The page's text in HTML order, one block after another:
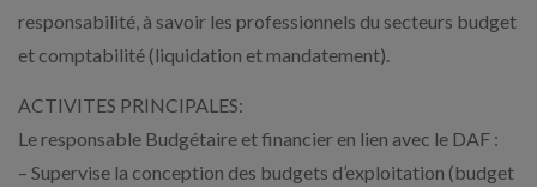
responsabilité, à savoir les professionnels du secteurs budget
et comptabilité (liquidation et mandatement).
ACTIVITES PRINCIPALES:
Le responsable Budgétaire et financier en lien avec le DAF :
– Supervise la conception des budgets d’exploitation (budget